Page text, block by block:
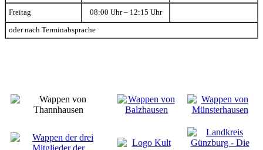
Freitag 08:00 Uhr – 12:15 Uhr
oder nach Terminabsprache